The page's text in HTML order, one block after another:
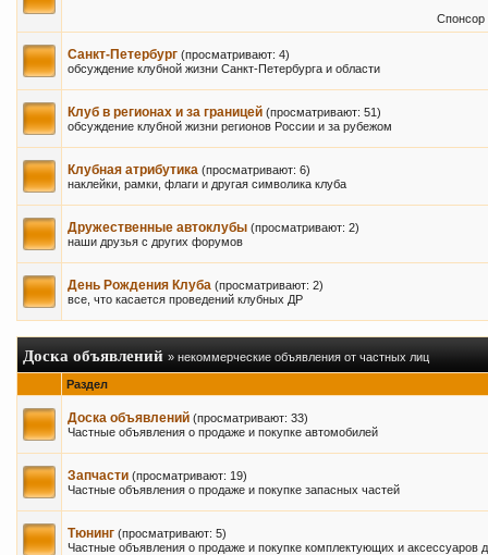
Спонсор
Санкт-Петербург (просматривают: 4)
обсуждение клубной жизни Санкт-Петербурга и области
Клуб в регионах и за границей (просматривают: 51)
обсуждение клубной жизни регионов России и за рубежом
Клубная атрибутика (просматривают: 6)
наклейки, рамки, флаги и другая символика клуба
Дружественные автоклубы (просматривают: 2)
наши друзья с других форумов
День Рождения Клуба (просматривают: 2)
все, что касается проведений клубных ДР
Доска объявлений » некоммерческие объявления от частных лиц
Раздел
Доска объявлений (просматривают: 33)
Частные объявления о продаже и покупке автомобилей
Запчасти (просматривают: 19)
Частные объявления о продаже и покупке запасных частей
Тюнинг (просматривают: 5)
Частные объявления о продаже и покупке комплектующих и аксессуаров